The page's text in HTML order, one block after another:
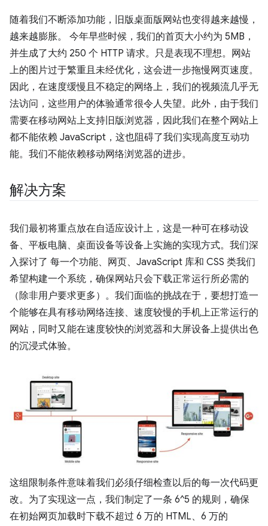
随着我们不断添加功能，旧版桌面版网站也变得越来越慢，
越来越膨胀。 今年早些时候，我们的首页大小约为 5MB，
并生成了大约 250 个 HTTP 请求。只是表现不理想。网站
上的图片过于繁重且未经优化，这会进一步拖慢网页速度。
因此，在速度缓慢且不稳定的网络上，我们的视频流几乎无
法访问，这些用户的体验通常很令人失望。此外，由于我们
需要在移动网站上支持旧版浏览器，因此我们在整个网站上
都不能依赖 JavaScript，这也阻碍了我们实现高度互动功
能。我们不能依赖移动网络浏览器的进步。
解决方案
我们最初将重点放在自适应设计上，这是一种可在移动设
备、平板电脑、桌面设备等设备上实施的实现方式。我们深
入探讨了 每一个功能、网页、JavaScript 库和 CSS 类我们
希望构建一个系统，确保网站只会下载正常运行所必需的
（除非用户要求更多）。我们面临的挑战在于，要想打造一
个能够在具有移动网络连接、速度较慢的手机上正常运行的
网站，同时又能在速度较快的浏览器和大屏设备上提供出色
的沉浸式体验。
这组限制条件意味着我们必须仔细检查以后的每一次代码更
改。为了实现这一点，我们制定了一条 6^5 的规则，确保
在初始网页加载时下载不超过 6 万的 HTML、6 万的